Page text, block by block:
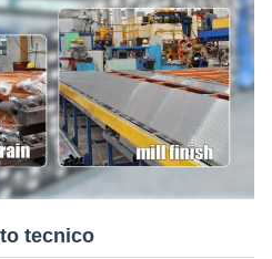
tecnico